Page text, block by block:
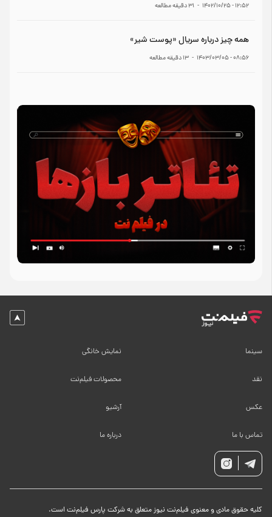
۱۲:۵۲ - ۱۴۰۲/۱۰/۲۵ -
31دقیقه مطالعه
همه چیز درباره سریال «پوست شیر»
۰۸:۵۶ - ۱۴۰۳/۰۳/۰۵ -
13دقیقه مطالعه
سینما
نقد
عکس
تماس با ما
نمایش خانگی
محصولات فیلم‌نت
آرشیو
درباره ما
کلیه حقوق مادی و معنوی فیلم‌نت نیوز متعلق به شرکت پارس فیلم‌نت است.